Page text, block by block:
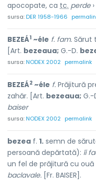
apocopate, ca tc. perde›
sursa:DER 1958-1966
BEZEÁ1 ~éle f. fam. Sărut
[Art. bezeaua; G.-D.
sursa:NODEX 2002 permalink
BEZEÁ2 ~éle f. Prăjitură
zahăr. [Art. bezeaua; G.-
baiser
sursa:NODEX 2002 permalink
bezea f. 1. semn de
persoană depărtată): îi
un fel de prăjitură cu ouă
baclavale. [Fr. BAISER].